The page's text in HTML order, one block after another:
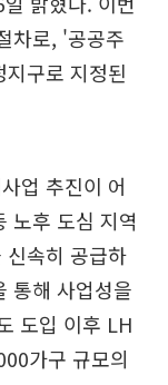
차로, '공공주
구로 지정된
업 추진이 어
노후 도심 지역
신속히 공급하
통해 사업성을
도입 이후 LH
가구 규모의